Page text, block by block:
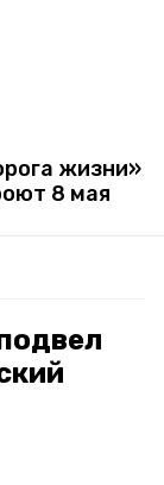
жизни»
8 мая